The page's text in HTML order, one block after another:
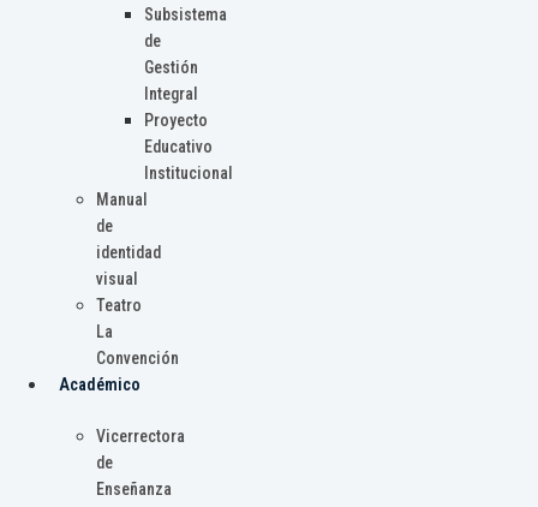
Subsistema
de
Gestión
Integral
Proyecto
Educativo
Institucional
Manual
de
identidad
visual
Teatro
La
Convención
Académico
Vicerrectora
de
Enseñanza